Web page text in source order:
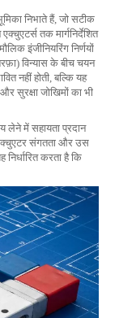
निभाते हैं, जो सटीक
तक मार्गनिर्देशित
इंजीनियरिंग निर्णयों
विन्यास के बीच चयन
नहीं होती, बल्कि यह
सुरक्षा जोखिमों का भी
लेने में सहायता प्रदान
एक्चुएटर संगतता और उस
निर्धारित करता है कि